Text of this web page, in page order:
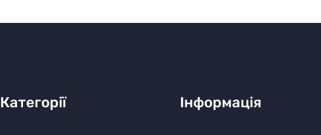
Категорії Інформація